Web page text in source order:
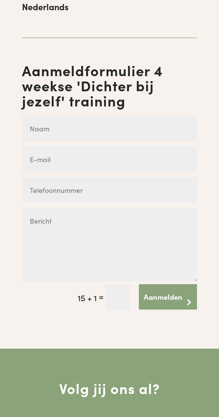
Nederlands
Aanmeldformulier 4
weekse 'Dichter bij
jezelf' training
15 + 1 = Aanmelden
Volg jij ons al?